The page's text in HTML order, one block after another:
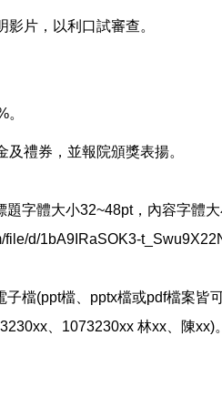
片，以利口試審查。
及禮券，並報院頒獎表揚。
字體大小32~48pt，內容字體
d/1bA9IRaSOK3-
檔(ppt檔、pptx檔或pdf檔案
、1073230xx 林xx、陳xx)。